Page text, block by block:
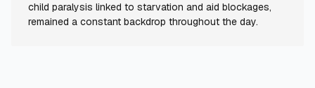
child paralysis linked to starvation and aid blockages,
remained a constant backdrop throughout the day.